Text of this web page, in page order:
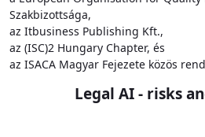
Szakbizottsága,
az Itbusiness Publishing Kft.,
az (ISC)2 Hungary Chapter, és
az ISACA Magyar Fejezete közös
Legal AI - risks